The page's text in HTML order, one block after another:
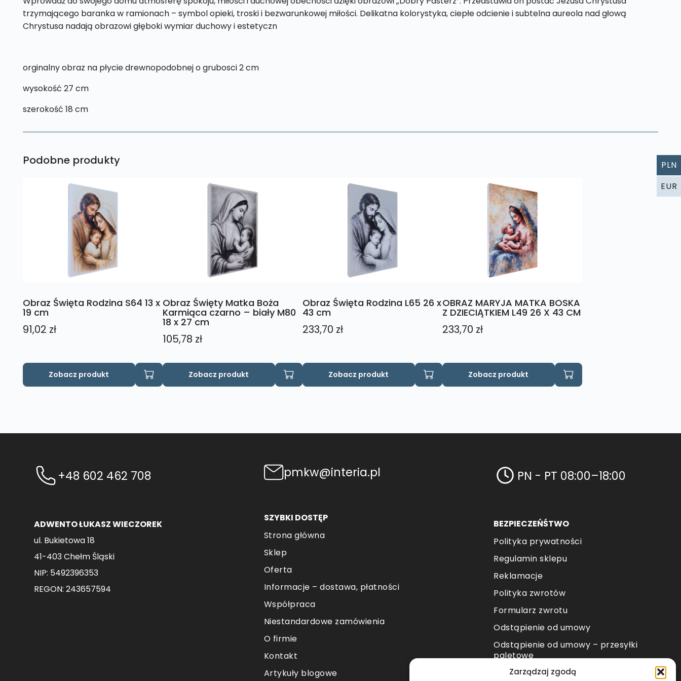
Zarządzaj zgodą
trzymającego baranka w ramionach – symbol opieki, troski i bezwarunkowej miłości. Delikatna kolorystyka, ciepłe odcienie i subtelna aureola nad głową
Chrystusa nadają obrazowi głęboki wymiar duchowy i estetyczn
orginalny obraz na płycie drewnopodobnej o grubosci 2 cm
wysokość 27 cm
szerokość 18 cm
Podobne produkty
Obraz Święta Rodzina S64 13 x
19 cm
91,02 zł
Zobacz produkt
Obraz Święty Matka Boża
Karmiąca czarno – biały M80
18 x 27 cm
105,78 zł
Zobacz produkt
Obraz Święta Rodzina L65 26 x
43 cm
233,70 zł
Zobacz produkt
OBRAZ MARYJA MATKA BOSKA
Z DZIECIĄTKIEM L49 26 X 43 CM
233,70 zł
Zobacz produkt
+48 602 462 708
ADWENTO ŁUKASZ WIECZOREK
ul. Bukietowa 18
41-403 Chełm Śląski
NIP: 5492396353
REGON: 243657594
pmkw@interia.pl
SZYBKI DOSTĘP
Strona główna
Sklep
Oferta
Informacje – dostawa, płatności
Współpraca
Niestandardowe zamówienia
O firmie
Kontakt
Artykuły blogowe
PN - PT 08:00–18:00
BEZPIECZEŃŚTWO
Polityka prywatności
Regulamin sklepu
Reklamacje
Polityka zwrotów
Formularz zwrotu
Odstąpienie od umowy
Odstąpienie od umowy – przesyłki
paletowe
PLN
EUR